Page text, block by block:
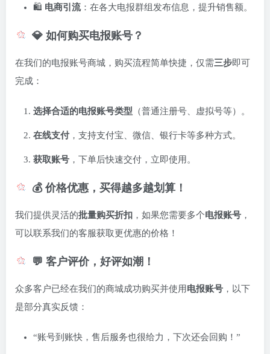
🛍️ 电商引流：在各大电报群组发布信息，提升销售额。
💎 如何购买电报账号？
在我们的电报账号商城，购买流程简单快捷，仅需三步即可
完成：
选择合适的电报账号类型 （普通注册号、虚拟号等）。
在线支付，支持支付宝、微信、银行卡等多种方式。
获取账号 ，下单后快速交付，立即使用。
💰 价格优惠，买得越多越划算！
我们提供灵活的批量购买折扣 ，如果您需要多个电报账号 ，
可以联系我们的客服获取更优惠的价格！
💬 客户评价，好评如潮！
众多客户已经在我们的商城成功购买并使用电报账号 ，以下
是部分真实反馈：
“账号到账快，售后服务也很给力，下次还会回购！”